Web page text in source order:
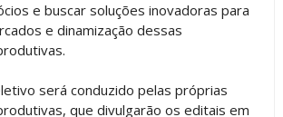
e buscar soluções inovadoras para
e dinamização dessas
será conduzido pelas próprias
que divulgarão os editais em